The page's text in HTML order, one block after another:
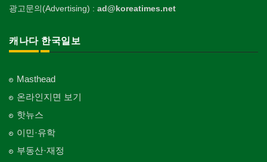
광고문의(Advertising) : ad@koreatimes.net
캐나다 한국일보
Masthead
온라인지면 보기
핫뉴스
이민·유학
부동산·재정